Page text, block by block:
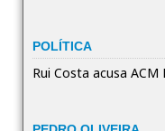
POLÍTICA
Rui Costa acusa